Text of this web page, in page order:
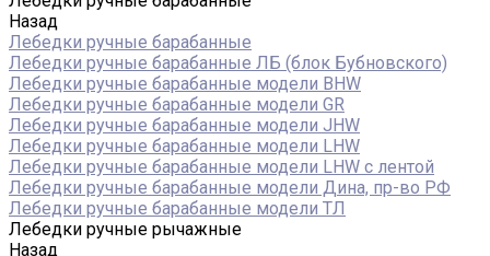
Назад
Лебедки ручные барабанные
Лебедки ручные барабанные ЛБ (блок Бубновского)
Лебедки ручные барабанные модели BHW
Лебедки ручные барабанные модели GR
Лебедки ручные барабанные модели JHW
Лебедки ручные барабанные модели LHW
Лебедки ручные барабанные модели LHW c лентой
Лебедки ручные барабанные модели Дина, пр-во РФ
Лебедки ручные барабанные модели ТЛ
Лебедки ручные рычажные
Назад